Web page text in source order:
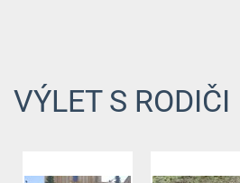
VÝLET S RODIČI